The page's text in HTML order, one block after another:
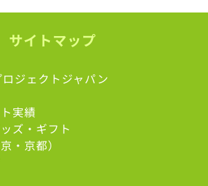
サイトマップ
ジェクトジャパン
実績
ズ・ギフト
・京都）